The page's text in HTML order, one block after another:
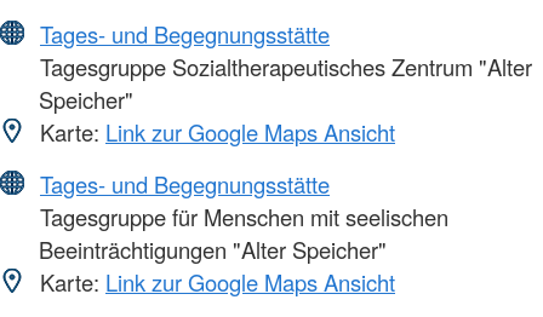
Tages- und Begegnungsstätte
Tagesgruppe Sozialtherapeutisches Zentrum "Alter
Speicher"
Karte: Link zur Google Maps Ansicht
Tages- und Begegnungsstätte
Tagesgruppe für Menschen mit seelischen
Beeinträchtigungen "Alter Speicher"
Karte: Link zur Google Maps Ansicht